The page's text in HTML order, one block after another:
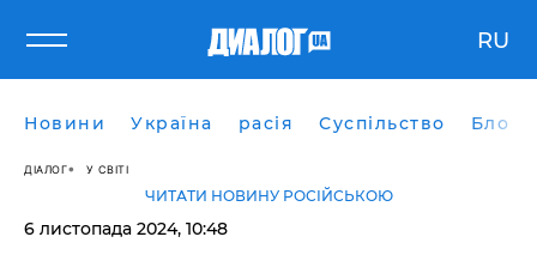
RU
Новини Україна расія Суспільство Блоги
ДІАЛОГ У СВІТІ
ЧИТАТИ НОВИНУ РОСІЙСЬКОЮ
6 листопада 2024, 10:48